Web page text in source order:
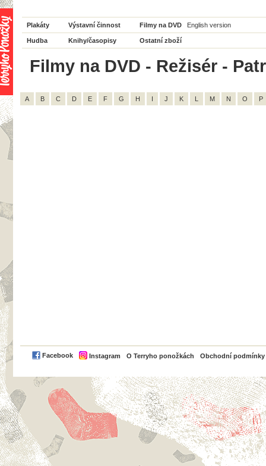
Plakáty Výstavní činnost Filmy na DVD English version
Hudba Knihy/časopisy Ostatní zboží
Filmy na DVD - Režisér -
A B C D E F G H I J K L M N O P
Facebook Instagram O Terryho ponožkách Obchodní podmínky
PayPal